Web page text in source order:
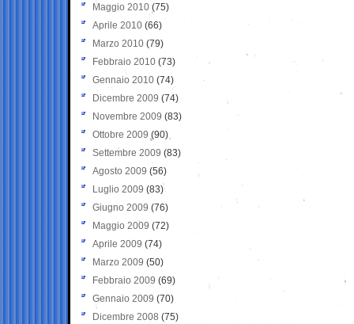
Maggio 2010 (75)
Aprile 2010 (66)
Marzo 2010 (79)
Febbraio 2010 (73)
Gennaio 2010 (74)
Dicembre 2009 (74)
Novembre 2009 (83)
Ottobre 2009 (90)
Settembre 2009 (83)
Agosto 2009 (56)
Luglio 2009 (83)
Giugno 2009 (76)
Maggio 2009 (72)
Aprile 2009 (74)
Marzo 2009 (50)
Febbraio 2009 (69)
Gennaio 2009 (70)
Dicembre 2008 (75)